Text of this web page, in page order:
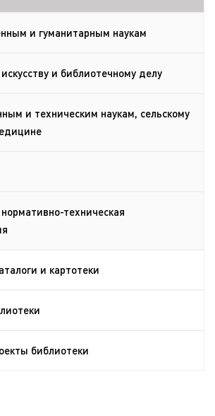
и гуманитарным наукам
и библиотечному делу
и техническим наукам, сельскому
техническая
и картотеки
библиотеки